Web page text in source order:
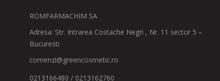
ROMFARMACHIM SA
Adresa: Str. Intrarea Costache Negri , Nr. 11 sector 5 –
Bucuresti
comenzi@greencosmetic.ro
0213166480 / 0213162760